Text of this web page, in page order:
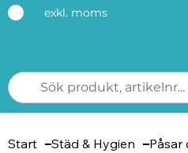
exkl. moms
Start Städ & Hygien
Påsar